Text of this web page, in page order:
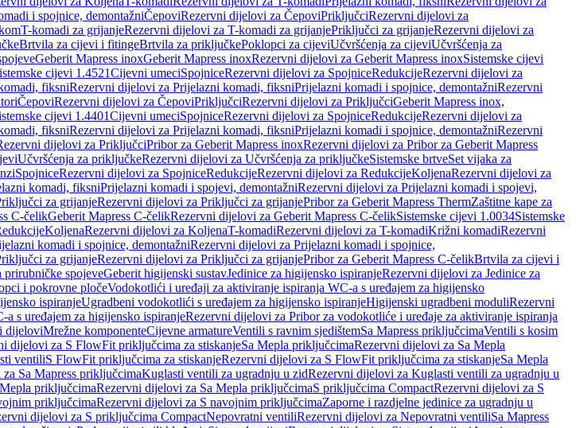
i spojnice, demontažniČepoviRezervni dijelovi za ČepoviPriključciRezervni dijelovi za
T-komadi za grijanjeRezervni dijelovi za T-komadi za grijanjePriključci za grijanjeRezervni dijelovi za
Brtvila za cijevi i fitingeBrtvila za priključkePoklopci za cijeviUčvršćenja za cijeviUčvršćenja za
Geberit Mapress inoxGeberit Mapress inoxRezervni dijelovi za Geberit Mapress inoxSistemske cijevi
cijevi 1.4521Cijevni umeciSpojniceRezervni dijelovi za SpojniceRedukcijeRezervni dijelovi za
fiksniRezervni dijelovi za Prijelazni komadi, fiksniPrijelazni komadi i spojnice, demontažniRezervni
ČepoviRezervni dijelovi za ČepoviPriključciRezervni dijelovi za PriključciGeberit Mapress inox,
cijevi 1.4401Cijevni umeciSpojniceRezervni dijelovi za SpojniceRedukcijeRezervni dijelovi za
fiksniRezervni dijelovi za Prijelazni komadi, fiksniPrijelazni komadi i spojnice, demontažniRezervni
dijelovi za PriključciPribor za Geberit Mapress inoxRezervni dijelovi za Pribor za Geberit Mapress
Učvršćenja za priključkeRezervni dijelovi za Učvršćenja za priključkeSistemske brtveSet vijaka za
SpojniceRezervni dijelovi za SpojniceRedukcijeRezervni dijelovi za RedukcijeKoljenaRezervni dijelovi za
komadi, fiksniPrijelazni komadi i spojevi, demontažniRezervni dijelovi za Prijelazni komadi i spojevi,
za grijanjeRezervni dijelovi za Priključci za grijanjePribor za Geberit Mapress ThermZaštitne kape za
C-čelikGeberit Mapress C-čelikRezervni dijelovi za Geberit Mapress C-čelikSistemske cijevi 1.0034Sistemske
KoljenaRezervni dijelovi za KoljenaT-komadiRezervni dijelovi za T-komadiKrižni komadiRezervni
komadi i spojnice, demontažniRezervni dijelovi za Prijelazni komadi i spojnice,
za grijanjeRezervni dijelovi za Priključci za grijanjePribor za Geberit Mapress C-čelikBrtvila za cijevi i
prirubničke spojeveGeberit higijenski sustavJedinice za higijensko ispiranjeRezervni dijelovi za Jedinice za
i pokrovne pločeVodokotlići i uređaji za aktiviranje ispiranja WC-a s uređajem za higijensko
ispiranjeUgradbeni vodokotlići s uređajem za higijensko ispiranjeHigijenski ugradbeni moduliRezervni
s uređajem za higijensko ispiranjeRezervni dijelovi za Pribor za vodokotliće i uređaje za aktiviranje ispiranja
dijeloviMrežne komponenteCijevne armatureVentili s ravnim sjedištemSa Mapress priključcimaVentili s kosim
dijelovi za S FlowFit priključcima za stiskanjeSa Mepla priključcimaRezervni dijelovi za Sa Mepla
ventiliS FlowFit priključcima za stiskanjeRezervni dijelovi za S FlowFit priključcima za stiskanjeSa Mepla
Sa Mapress priključcimaKuglasti ventili za ugradnju u zidRezervni dijelovi za Kuglasti ventili za ugradnju u
priključcimaRezervni dijelovi za Sa Mepla priključcimaS priključcima CompactRezervni dijelovi za S
priključcimaRezervni dijelovi za S navojnim priključcimaZaporne i razdjelne jedinice za ugradnju u
dijelovi za S priključcima CompactNepovratni ventiliRezervni dijelovi za Nepovratni ventiliSa Mapress